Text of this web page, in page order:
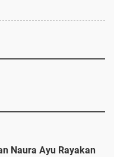
Naura Ayu Rayakan